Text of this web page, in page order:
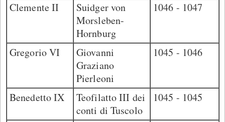
Clemente II
Suidger von
Morsleben-
Hornburg
1046 - 1047
Gregorio VI
Giovanni
Graziano
Pierleoni
1045 - 1046
Benedetto IX
Teofilatto III dei
conti di Tuscolo
1045 - 1045